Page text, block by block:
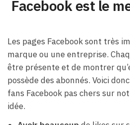
Facebook est le
Les pages Facebook sont très
marque ou une entreprise.
être présente et de montrer
possède des abonnés. Voici
fans Facebook pas chers sur
idée.